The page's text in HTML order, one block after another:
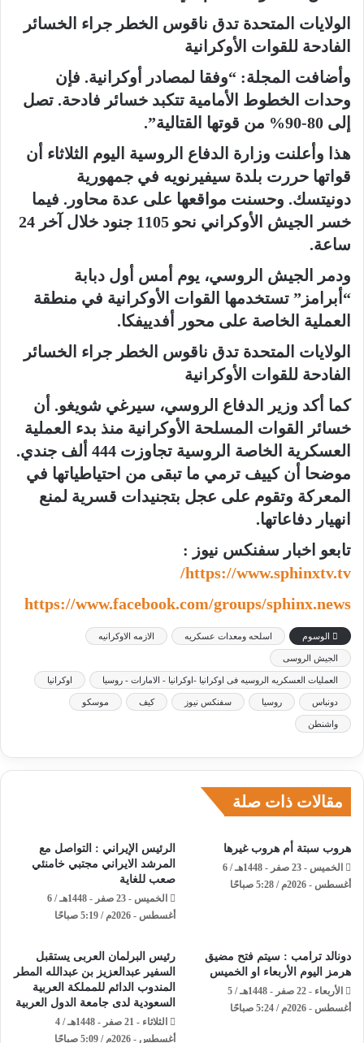
الولايات المتحدة تدق ناقوس الخطر جراء الخسائر
الفادحة للقوات الأوكرانية
وأضافت المجلة: “وفقا لمصادر أوكرانية. فإن
وحدات الخطوط الأمامية تتكبد خسائر فادحة. تصل
إلى 80-90% من قوتها القتالية”.
هذا وأعلنت وزارة الدفاع الروسية اليوم الثلاثاء أن
قواتها حررت بلدة سيفيرنويه في جمهورية
دونيتسك. وحسنت مواقعها على عدة محاور. فيما
خسر الجيش الأوكراني نحو 1105 جنود خلال آخر 24
ساعة.
ودمر الجيش الروسي، يوم أمس أول دبابة
“أبرامز” تستخدمها القوات الأوكرانية في منطقة
العملية الخاصة على محور أفدييفكا.
الولايات المتحدة تدق ناقوس الخطر جراء الخسائر
الفادحة للقوات الأوكرانية
كما أكد وزير الدفاع الروسي، سيرغي شويغو. أن
خسائر القوات المسلحة الأوكرانية منذ بدء العملية
العسكرية الخاصة الروسية تجاوزت 444 ألف جندي.
موضحا أن كييف ترمي ما تبقى من احتياطياتها في
المعركة وتقوم على عجل بتجنيدات قسرية لمنع
انهيار دفاعاتها.
تابعو اخبار سفنكس نيوز :
https://www.sphinxtv.tv/
https://www.facebook.com/groups/sphinx.news
الوسوم اسلحه ومعدات عسكريه الازمه الاوكرانيه
الجيش الروسى
العمليات العسكريه الروسيه فى اوكرانيا -اوكرانيا - الامارات - روسيا اوكرانيا
دونباس روسيا سفنكس نيوز كيف موسكو
واشنطن
مقالات ذات صلة
هروب سبتة أم هروب غيرها
الخميس - 23 صفر - 1448هـ / 6
أغسطس - 2026م / 5:28 صباحًا
الرئيس الإيراني : التواصل مع
المرشد الايراني مجتبي خامنئي
صعب للغاية
الخميس - 23 صفر - 1448هـ / 6
أغسطس - 2026م / 5:19 صباحًا
دونالد ترامب : سيتم فتح مضيق
هرمز اليوم الأربعاء او الخميس
الأربعاء - 22 صفر - 1448هـ / 5
أغسطس - 2026م / 5:24 صباحًا
رئيس البرلمان العربى يستقبل
السفير عبدالعزيز بن عبدالله المطر
المندوب الدائم للمملكة العربية
السعودية لدى جامعة الدول العربية
الثلاثاء - 21 صفر - 1448هـ / 4
أغسطس - 2026م / 5:09 صباحًا